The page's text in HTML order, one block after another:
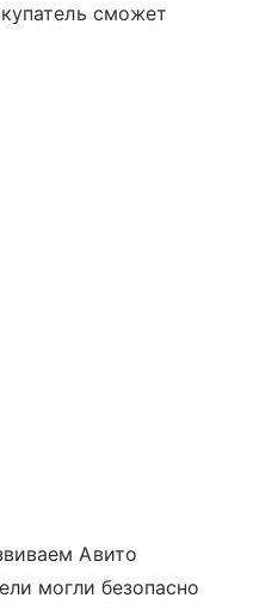
сможет
Авито
могли безопасно